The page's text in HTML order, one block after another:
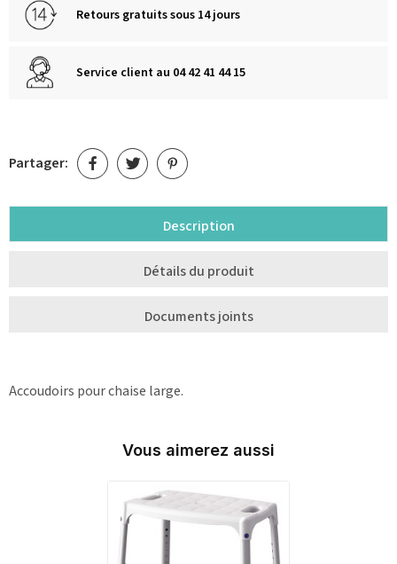
Retours gratuits sous 14 jours
Service client au 04 42 41 44 15
Partager:
Description
Détails du produit
Documents joints
Accoudoirs pour chaise large.
Vous aimerez aussi